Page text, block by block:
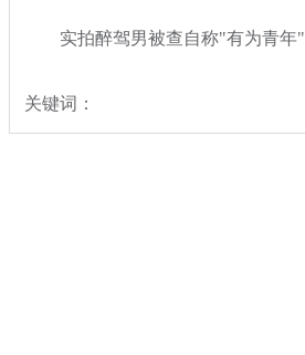
实拍醉驾男被查自称"有为青年"
关键词：